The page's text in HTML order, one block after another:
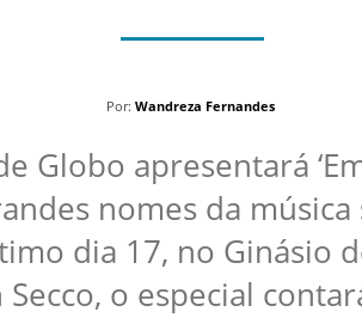
Por: Wandreza Fernandes
Globo apresentará
nomes da
dia 17, no Ginásio
o especial